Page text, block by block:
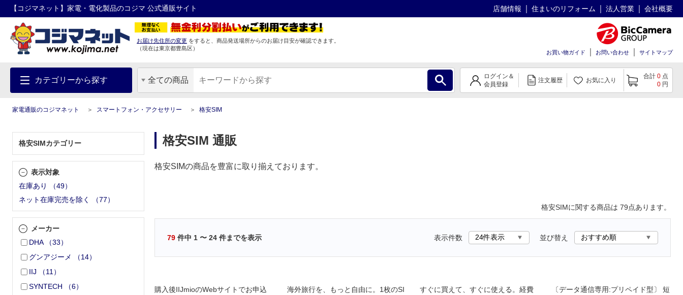
【コジマネット】家電・電化製品のコジマ 公式通販サイト 店舗情報 住まいのリフォーム 法人営業 会社概要
お届け先住所の変更 をすると、商品発送場所からのお届け目安が確認できます。
（現在は東京都豊島区）
お買い物ガイド お問い合わせ サイトマップ
カテゴリーから探す 全ての商品
ログイン＆
会員登録
注文履歴 お気に入り
合計 0 点
0 円
家電通販のコジマネット スマートフォン・アクセサリー 格安SIM
格安SIMカテゴリー
表示対象
在庫あり
（49）
ネット在庫完売を除く
（77）
メーカー
DHA
（33）
グンアジーメ
（14）
IIJ
（11 ）
SYNTECH
（6）
格安SIM 通販
格安SIMの商品を豊富に取り揃えております。
格安SIMに関する商品は 79点あります。
79 件中 1 〜 24 件までを表示 表示件数 並び替え
購入後IIJmioのWebサイトでお申込
海外旅行を、もっと自由に。1枚のSI
すぐに買えて、すぐに使える。経費
〔データ通信専用:プリペイド型〕 短